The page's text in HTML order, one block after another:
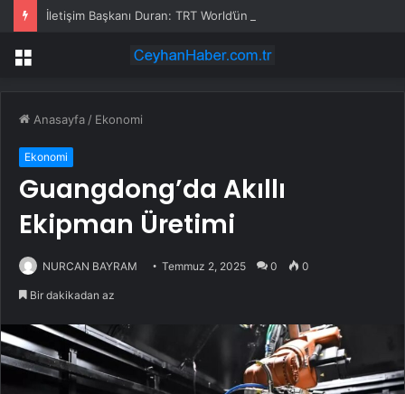
Menü
Anasayfa / Ekonomi
Ekonomi
Guangdong’da Akıllı
Ekipman Üretimi
NURCAN BAYRAM Temmuz 2, 2025 0 0
Bir dakikadan az